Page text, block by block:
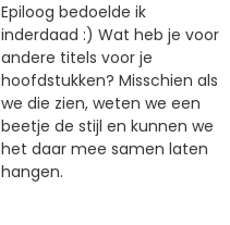
Epiloog bedoelde ik
inderdaad :) Wat heb je voor
andere titels voor je
hoofdstukken? Misschien als
we die zien, weten we een
beetje de stijl en kunnen we
het daar mee samen laten
hangen.